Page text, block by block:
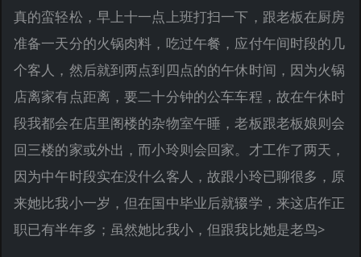
真的蛮轻松，早上十一点上班打扫一下，跟老板在厨房
准备一天分的火锅肉料，吃过午餐，应付午间时段的几
个客人，然后就到两点到四点的的午休时间，因为火锅
店离家有点距离，要二十分钟的公车车程，故在午休时
段我都会在店里阁楼的杂物室午睡，老板跟老板娘则会
回三楼的家或外出，而小玲则会回家。才工作了两天，
因为中午时段实在没什么客人，故跟小玲已聊很多，原
来她比我小一岁，但在国中毕业后就辍学，来这店作正
职已有半年多；虽然她比我小，但跟我比她是老鸟>